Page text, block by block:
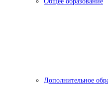
Дополнительное